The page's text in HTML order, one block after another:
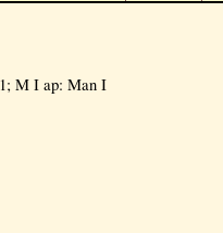
M I ap: Man I